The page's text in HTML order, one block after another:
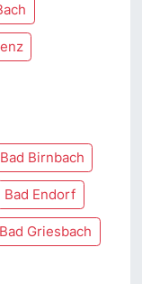
Bad Birnbach
Bad Endorf
Bad Griesbach